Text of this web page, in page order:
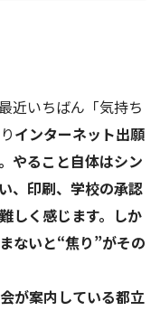
近いちばん「気持ち
インターネット出願
やること自体はシン
、印刷、学校の承認
しく感じます。しか
ないと“焦り”がその
が案内している都立